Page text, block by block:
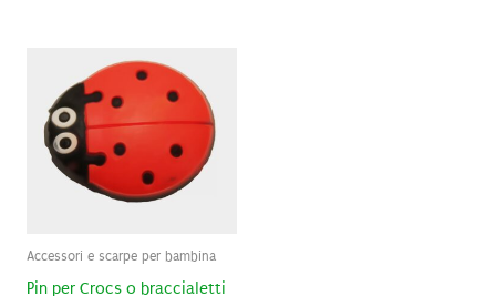
Accessori e scarpe per bambina
Pin per Crocs o braccialetti